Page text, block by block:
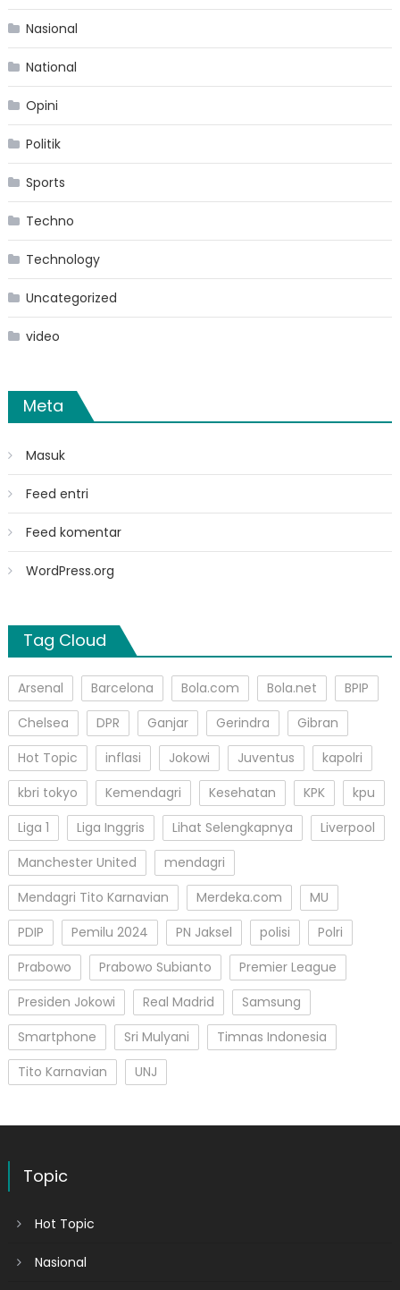
Nasional
National
Opini
Politik
Sports
Techno
Technology
Uncategorized
video
Meta
Masuk
Feed entri
Feed komentar
WordPress.org
Tag Cloud
Arsenal Barcelona Bola.com Bola.net
BPIP
Chelsea
DPR Ganjar Gerindra
Gibran
Hot Topic
inflasi Jokowi Juventus
kapolri
kbri tokyo
Kemendagri Kesehatan KPK
kpu
Liga 1
Liga Inggris Lihat Selengkapnya
Liverpool
Manchester United
mendagri
Mendagri Tito Karnavian
Merdeka.com
MU
PDIP
Pemilu 2024 PN Jaksel polisi
Polri
Prabowo
Prabowo Subianto
Premier League
Presiden Jokowi
Real Madrid
Samsung
Smartphone
Sri Mulyani
Timnas Indonesia
Tito Karnavian
UNJ
Topic
Hot Topic
Nasional